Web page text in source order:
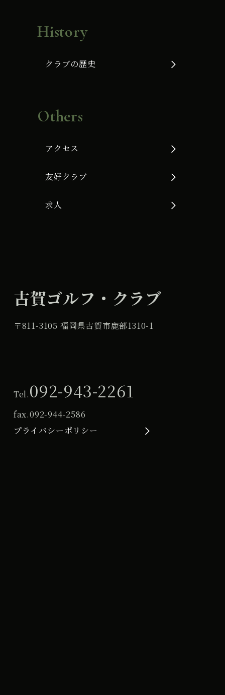
History
クラブの歴史
Others
アクセス
友好クラブ
求人
古賀ゴルフ・クラブ
〒811-3105 福岡県古賀市鹿部1310-1
Tel.092-943-2261
fax.092-944-2586
プライバシーポリシー